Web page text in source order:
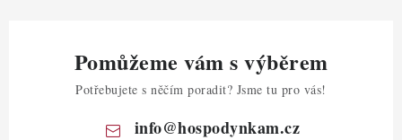
Pomůžeme vám s výběrem
Potřebujete s něčím poradit? Jsme tu pro vás!
info@hospodynkam.cz